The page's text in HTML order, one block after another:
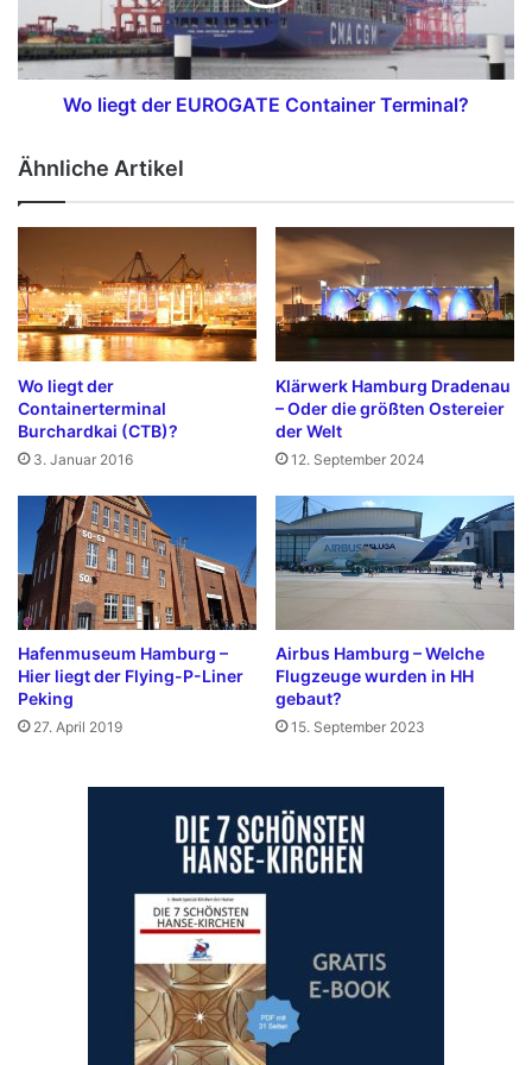
s
e
e
e
r
T
m
i
n
a
A
l
t
e
n
w
e
r
e
C
T
A
)
?
t
d
e
U
R
O
G
T
E
C
o
n
t
a
i
e
e
r
m
i
n
a
l
Wo liegt der EUROGATE Container Terminal?
Ähnliche Artikel
Wo liegt der
Containerterminal
Burchardkai (CTB)?
3. Januar 2016
Klärwerk Hamburg Dradenau
– Oder die größten Ostereier
der Welt
12. September 2024
Hafenmuseum Hamburg –
Hier liegt der Flying-P-Liner
Peking
27. April 2019
Airbus Hamburg – Welche
Flugzeuge wurden in HH
gebaut?
15. September 2023